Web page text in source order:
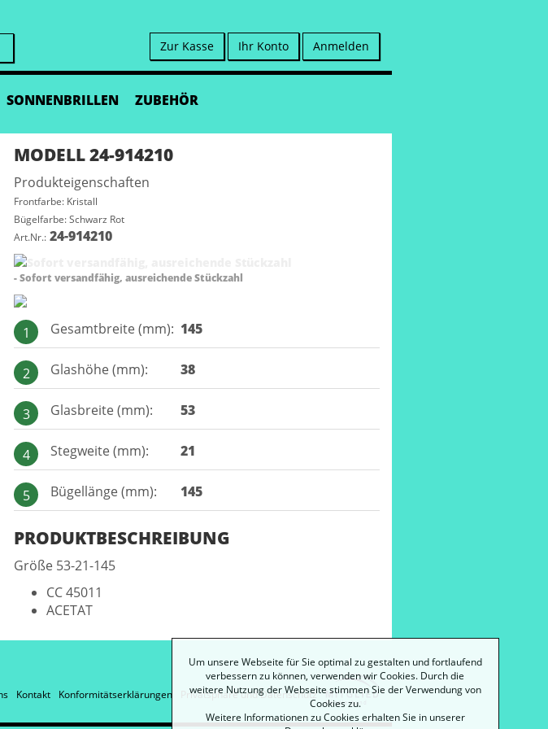
Zur Kasse Ihr Konto Anmelden
SONNENBRILLEN ZUBEHÖR
MODELL 24-914210
Produkteigenschaften
Frontfarbe: Kristall
Bügelfarbe: Schwarz Rot
Art.Nr.: 24-914210
- Sofort versandfähig, ausreichende Stückzahl
1 Gesamtbreite (mm): 145
2 Glashöhe (mm): 38
3 Glasbreite (mm): 53
4 Stegweite (mm): 21
5 Bügellänge (mm): 145
PRODUKTBESCHREIBUNG
Größe 53-21-145
CC 45011
ACETAT
Privatsphäre und Datenschutz
Konformitätserklärungen
Kontakt
Um unsere Webseite für Sie optimal zu gestalten und fortlaufend
verbessern zu können, verwenden wir Cookies. Durch die
weitere Nutzung der Webseite stimmen Sie der Verwendung von
Cookies zu.
Weitere Informationen zu Cookies erhalten Sie in unserer